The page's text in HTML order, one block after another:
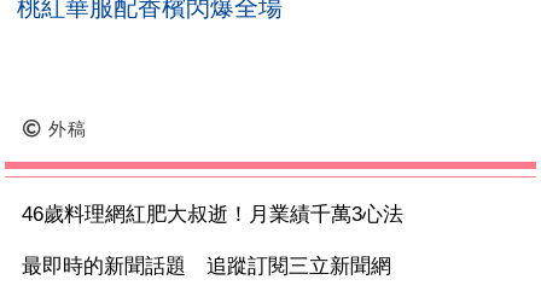
桃紅華服配香檳閃爆全場
外稿
46歲料理網紅肥大叔逝！月業績千萬3心法
最即時的新聞話題 追蹤訂閱三立新聞網